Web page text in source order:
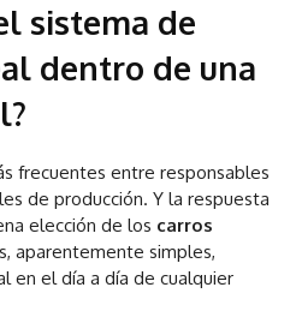
sistema de
dentro de una
frecuentes entre responsables
de producción. Y la respuesta
elección de los carros
aparentemente simples,
en el día a día de cualquier